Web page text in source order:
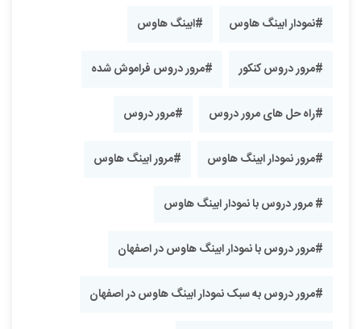
#نمودار ابینگ هاوس #ابینگ هاوس
#مرور دروس کنکور #مرور دروس فراموش شده
#راه حل های مرور دروس #مرور دروس
#مرور نمودار ابینگ هاوس #مرور ابینگ هاوس
# مرور دروس با نمودار ابینگ هاوس
#مرور دروس با نمودار ابینگ هاوس در اصفهان
#مرور دروس به سبک‌ نمودار ابینگ هاوس در اصفهان